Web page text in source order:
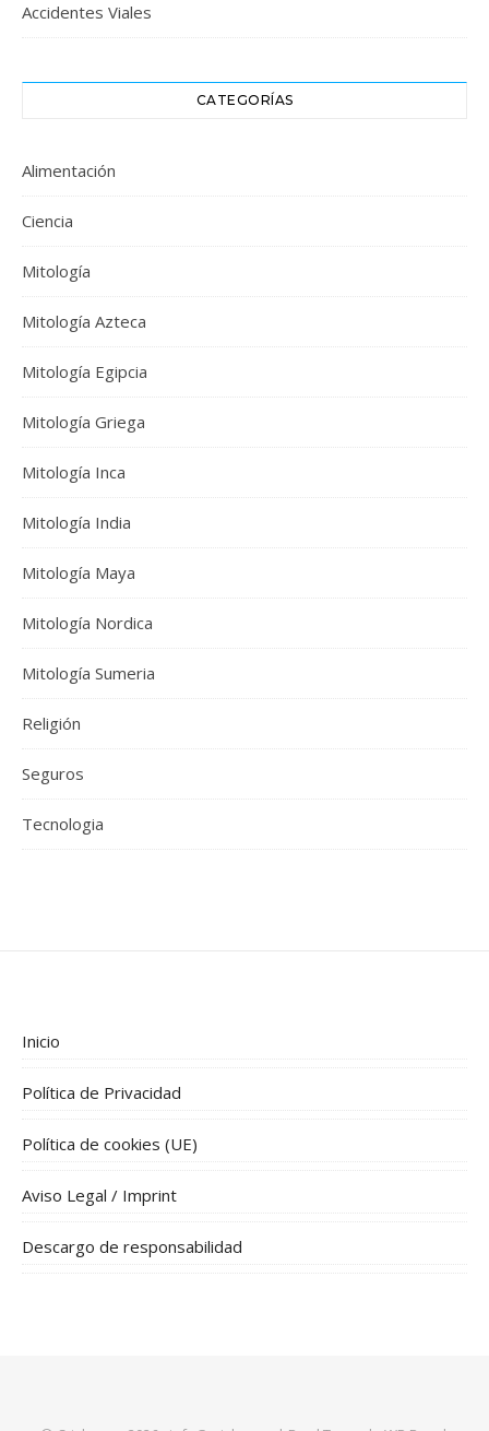
Accidentes Viales
CATEGORÍAS
Alimentación
Ciencia
Mitología
Mitología Azteca
Mitología Egipcia
Mitología Griega
Mitología Inca
Mitología India
Mitología Maya
Mitología Nordica
Mitología Sumeria
Religión
Seguros
Tecnologia
Inicio
Política de Privacidad
Política de cookies (UE)
Aviso Legal / Imprint
Descargo de responsabilidad